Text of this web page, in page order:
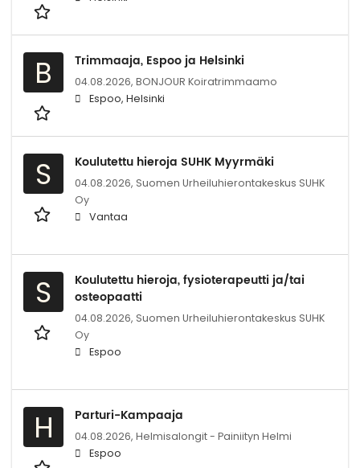
B Trimmaaja, Espoo ja Helsinki
04.08.2026, BONJOUR Koiratrimmaamo
Espoo, Helsinki
S Koulutettu hieroja SUHK Myyrmäki
04.08.2026, Suomen Urheiluhierontakeskus SUHK
Oy
Vantaa
S
Koulutettu hieroja, fysioterapeutti ja/tai
osteopaatti
04.08.2026, Suomen Urheiluhierontakeskus SUHK
Oy
Espoo
H Parturi-Kampaaja
04.08.2026, Helmisalongit - Painiityn Helmi
Espoo